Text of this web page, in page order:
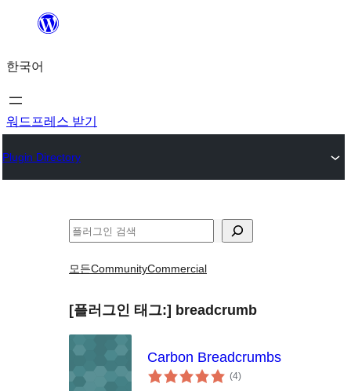
츠
로
바
가
한국어
워드프레스 받기
Plugin Directory
검
모든CommunityCommercial
[플러그인 태그:] breadcrumb
Carbon Breadcrumbs
(4전
체)